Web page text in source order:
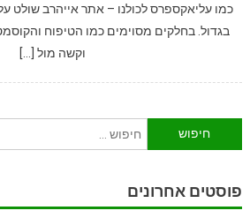
כמו עליאקספרס לכולנו – אתר אייהרב שולט
בגדול. בחלקים מסוימים כמו הטיפוח
וקשה מול […]
חיפוש:
פוסטים אחרונים